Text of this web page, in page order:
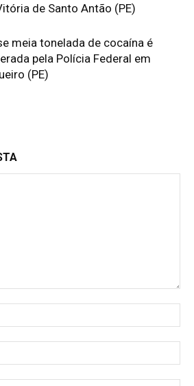
de Santo Antão (PE)
meia tonelada de cocaína é
pela Polícia Federal em
(PE)